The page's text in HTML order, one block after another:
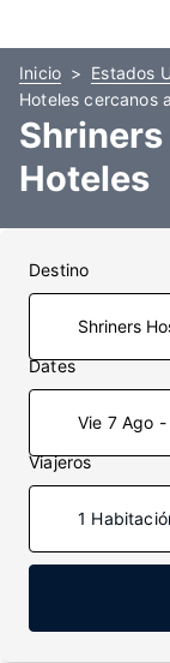
Inicio
Estados
Hoteles cercanos
Shriners
Hoteles
Destino
Dates
Vie 7 Ago
Viajeros
1